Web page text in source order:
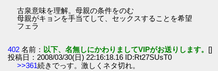
古泉意味を理解。母親の条件をのむ
母親がキョンを手当てして、セックスすることを希望
フェラ
402 名前： 以下、名無しにかわりましてVIPがお送りします。 []
投稿日：2008/03/30(日) 22:16:18.16 ID:Rt27SUsT0
>>361続きでっす。激しくネタ切れ。